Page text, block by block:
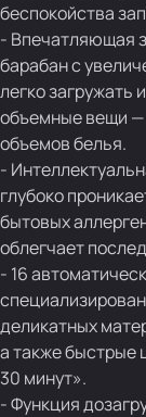
беспокойства
- Впечатляющая
барабан с
легко загружать
объемные вещи —
объемов белья.
-
глубоко
бытовых
облегчает
- 16
деликатных
а также быстрые
30 минут».
- Функция